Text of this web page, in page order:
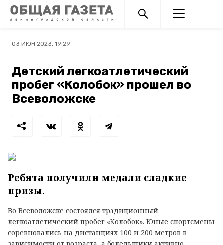
03 ИЮН 2023, 19:29
Детский легкоатлетический
пробег «Колобок» прошел во
Всеволожске
Ребята получили медали сладкие
призы.
Во Всеволожске состоялся традиционный
легкоатлетический пробег «Колобок». Юные спортсмены
соревновались на дистанциях 100 и 200 метров в